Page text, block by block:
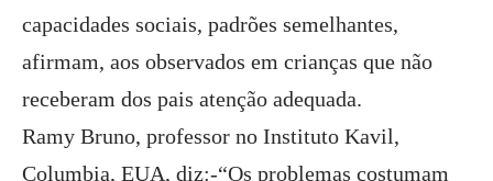
capacidades sociais, padrões semelhantes,
afirmam, aos observados em crianças que não
receberam dos pais atenção adequada.
Ramy Bruno, professor no Instituto Kavil,
Columbia, EUA, diz:-“Os problemas costumam